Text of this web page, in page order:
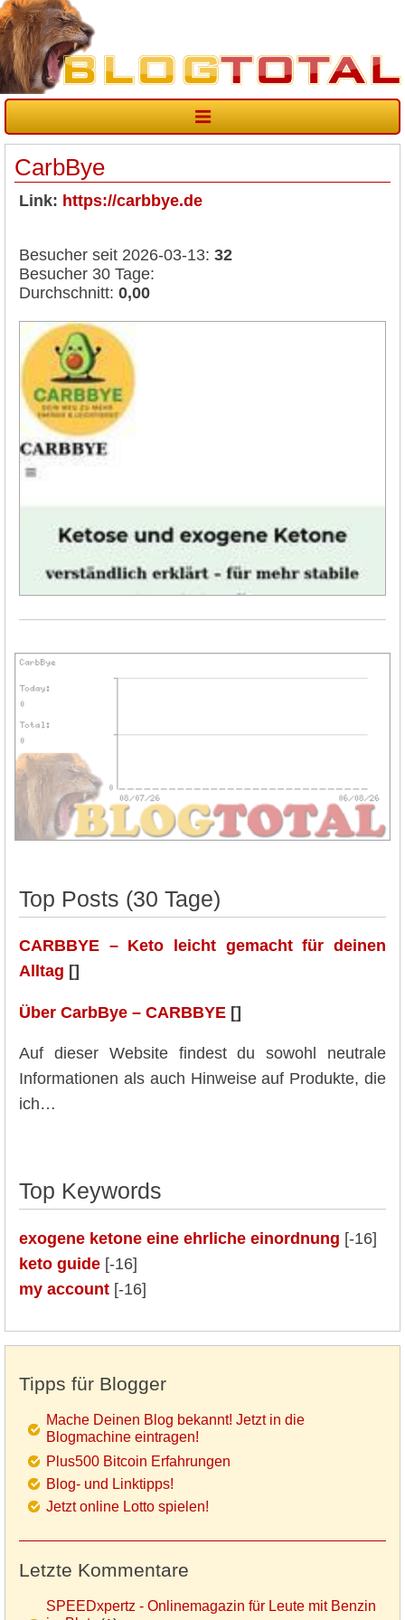
CarbBye
Link: https://carbbye.de
Besucher seit 2026-03-13: 32
Besucher 30 Tage:
Durchschnitt: 0,00
Top Posts (30 Tage)
CARBBYE – Keto leicht gemacht für deinen
Alltag []
Über CarbBye – CARBBYE []
Auf dieser Website findest du sowohl neutrale
Informationen als auch Hinweise auf Produkte, die
ich…
Top Keywords
exogene ketone eine ehrliche einordnung [-16]
keto guide [-16]
my account [-16]
Tipps für Blogger
Mache Deinen Blog bekannt! Jetzt in die
Blogmachine eintragen!
Plus500 Bitcoin Erfahrungen
Blog- und Linktipps!
Jetzt online Lotto spielen!
Letzte Kommentare
SPEEDxpertz - Onlinemagazin für Leute mit Benzin